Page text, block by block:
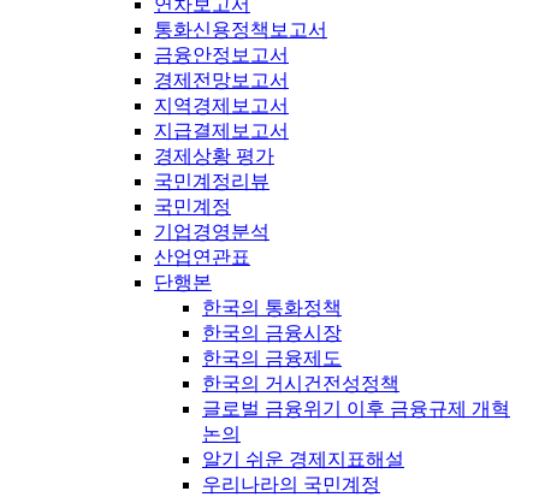
연차보고서
통화신용정책보고서
금융안정보고서
경제전망보고서
지역경제보고서
지급결제보고서
경제상황 평가
국민계정리뷰
국민계정
기업경영분석
산업연관표
단행본
한국의 통화정책
한국의 금융시장
한국의 금융제도
한국의 거시건전성정책
글로벌 금융위기 이후 금융규제 개혁
논의
알기 쉬운 경제지표해설
우리나라의 국민계정